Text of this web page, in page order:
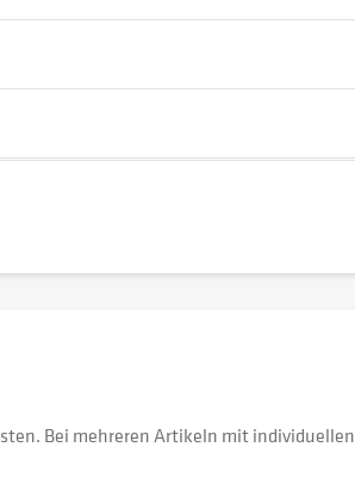
Bei mehreren Artikeln mit individuellen